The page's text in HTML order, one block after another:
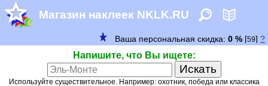
Магазин наклеек NKLK.RU
Напишите, что Вы ищете:
Используйте существительное. Например: охотник, победа или классика